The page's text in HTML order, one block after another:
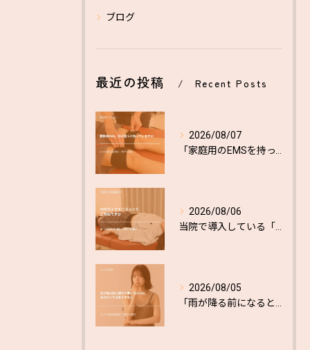
ブログ
最近の投稿 Recent Posts
2026/08/07
2026/08/06
2026/08/05